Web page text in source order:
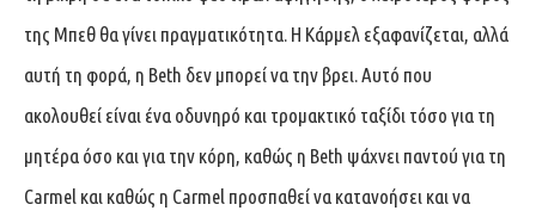
της Μπεθ θα γίνει πραγματικότητα. Η Κάρμελ εξαφανίζεται, αλλά
αυτή τη φορά, η Beth δεν μπορεί να την βρει. Αυτό που
ακολουθεί είναι ένα οδυνηρό και τρομακτικό ταξίδι τόσο για τη
μητέρα όσο και για την κόρη, καθώς η Beth ψάχνει παντού για τη
Carmel και καθώς η Carmel προσπαθεί να κατανοήσει και να